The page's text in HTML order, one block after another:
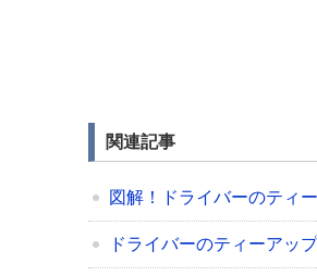
関連記事
図解！ドライバーのティ
ドライバーのティーアッ